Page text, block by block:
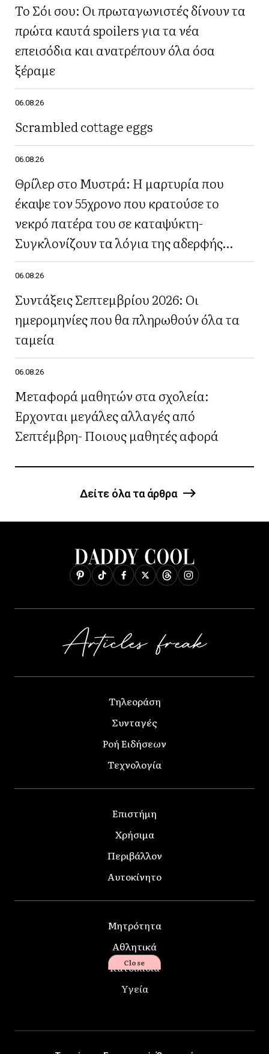
Το Σόι σου: Οι πρωταγωνιστές δίνουν τα
πρώτα καυτά spoilers για τα νέα
επεισόδια και ανατρέπουν όλα όσα
ξέραμε
06.08.26
Scrambled cottage eggs
06.08.26
Θρίλερ στο Μυστρά: Η μαρτυρία που
έκαψε τον 55χρονο που κρατούσε το
νεκρό πατέρα του σε καταψύκτη-
Συγκλονίζουν τα λόγια της αδερφής
του(Βίντεο)
06.08.26
Συντάξεις Σεπτεμβρίου 2026: Οι
ημερομηνίες που θα πληρωθούν όλα τα
ταμεία
06.08.26
Μεταφορά μαθητών στα σχολεία:
Έρχονται μεγάλες αλλαγές από
Σεπτέμβρη- Ποιους μαθητές αφορά
Δείτε όλα τα άρθρα
Τηλεοράση
Συνταγές
Ροή Ειδήσεων
Τεχνολογία
Επιστήμη
Χρήσιμα
Περιβάλλον
Αυτοκίνητο
Μητρότητα
Αθλητικά
Κατοικίδια
Υγεία
Close